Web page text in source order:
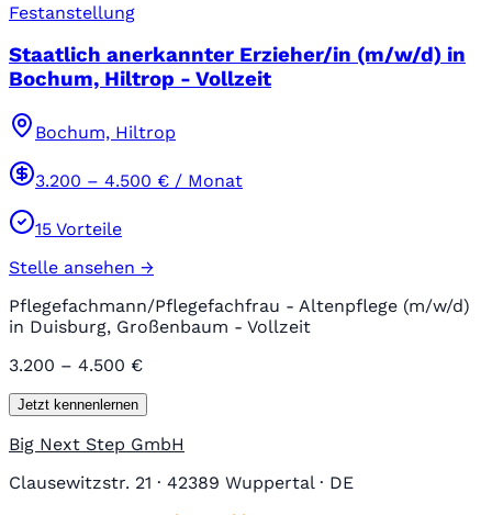
Festanstellung
Staatlich anerkannter Erzieher/in (m/w/d) in
Bochum, Hiltrop - Vollzeit
Bochum, Hiltrop
3.200 – 4.500 € / Monat
15 Vorteile
Stelle ansehen →
Pflegefachmann/Pflegefachfrau - Altenpflege (m/w/d)
in Duisburg, Großenbaum - Vollzeit
3.200 – 4.500 €
Jetzt kennenlernen
Big Next Step GmbH
Clausewitzstr. 21 · 42389 Wuppertal · DE